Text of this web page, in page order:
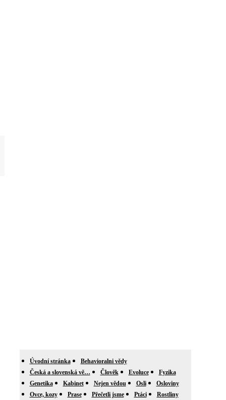
Úvodní stránka
Behavioralni vědy
Česká a slovenská vě…
Člověk Evoluce
Fyzika
Genetika
Kabinet Nejen vědou Osli
Osloviny
Ovce, kozy
Prase Přečetli jsme Ptáci
Rostliny